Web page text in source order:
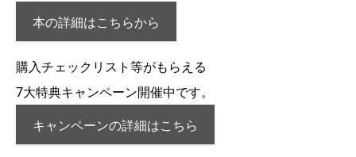
本の詳細はこちらから
購入チェックリスト等がもらえる
7大特典キャンペーン開催中です。
キャンペーンの詳細はこちら